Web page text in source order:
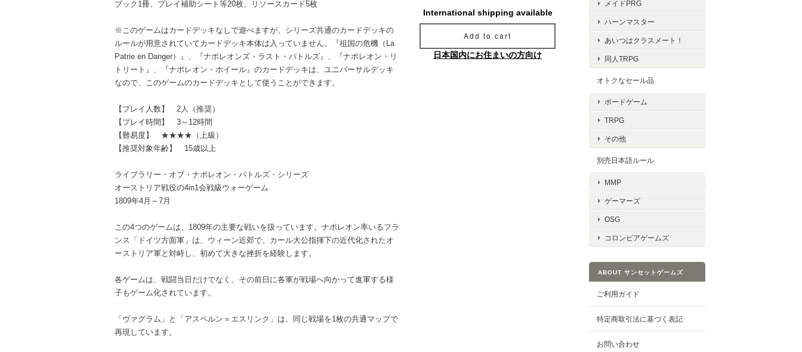
ブック1冊、プレイ補助シート等20枚、リソースカード5枚
※このゲームはカードデッキなしで遊べますが、シリーズ共通のカードデッキの
ルールが用意されていてカードデッキ本体は入っていません。『祖国の危機（La
Patrie en Danger）』、『ナポレオンズ・ラスト・バトルズ』、『ナポレオン・リ
トリート』、『ナポレオン・ホイール』のカードデッキは、ユニバーサルデッキ
なので、このゲームのカードデッキとして使うことができます。
【プレイ人数】 2人（推奨）
【プレイ時間】 3～12時間
【難易度】 ★★★★（上級）
【推奨対象年齢】 15歳以上
ライブラリー・オブ・ナポレオン・バトルズ・シリーズ
オーストリア戦役の4in1会戦級ウォーゲーム
1809年4月～7月
この4つのゲームは、1809年の主要な戦いを扱っています。ナポレオン率いるフラ
ンス「ドイツ方面軍」は、ウィーン近郊で、カール大公指揮下の近代化されたオ
ーストリア軍と対峙し、初めて大きな挫折を経験します。
各ゲームは、戦闘当日だけでなく、その前日に各軍が戦場へ向かって進軍する様
子もゲーム化されています。
「ヴァグラム」と「アスペルン＝エスリンク」は、同じ戦場を1枚の共通マップで
再現しています。
International shipping available
Add to cart
日本国内にお住まいの方向け
メイドPRG
ハーンマスター
あいつはクラスメート！
同人TRPG
オトクなセール品
ボードゲーム
TRPG
その他
別売日本語ルール
MMP
ゲーマーズ
OSG
コロンビアゲームズ
ABOUT サンセットゲームズ
ご利用ガイド
特定商取引法に基づく表記
お問い合わせ